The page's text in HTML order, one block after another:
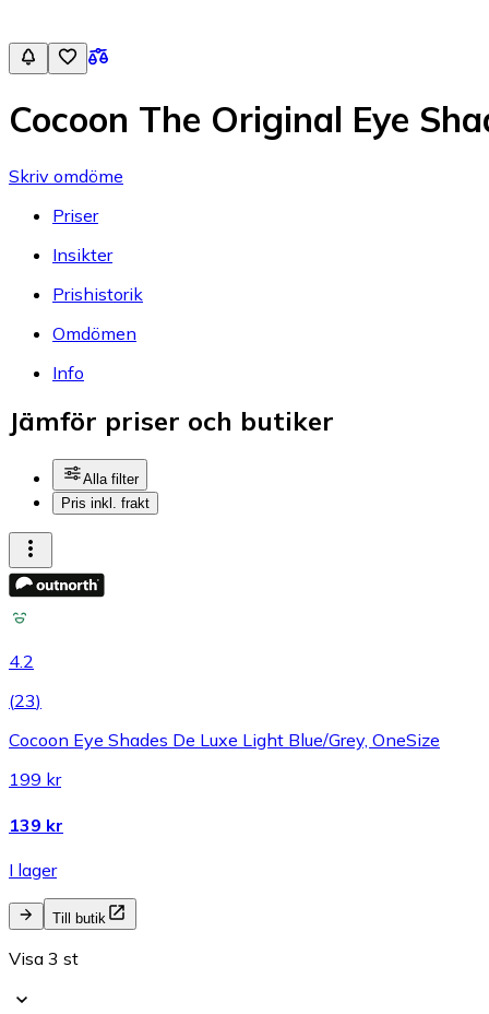
Cocoon The Original Eye
Skriv omdöme
Priser
Insikter
Prishistorik
Omdömen
Info
Jämför priser och butiker
Alla filter
Pris inkl. frakt
4.2
(23)
Cocoon Eye Shades De Luxe Light Blue/Grey, OneSize
199 kr
139 kr
I lager
Till butik
Visa 3 st